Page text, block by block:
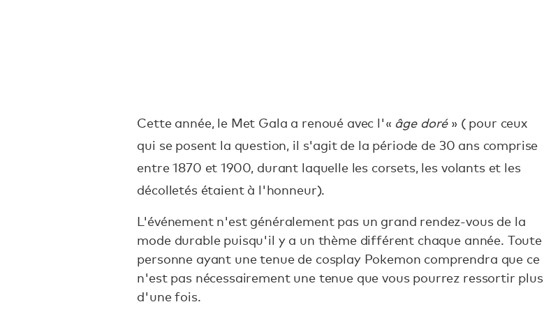
Cette année, le Met Gala a renoué avec l'« âge doré» ( pour ceux
qui se posent la question, il s'agit de la période de 30 ans comprise
entre 1870 et 1900, durant laquelle les corsets, les volants et les
décolletés étaient à l'honneur).
L'événement n'est généralement pas un grand rendez-vous de la
mode durable puisqu'il y a un thème différent chaque année. Toute
personne ayant une tenue de cosplay Pokemon comprendra que ce
n'est pas nécessairement une tenue que vous pourrez ressortir plus
d'une fois.